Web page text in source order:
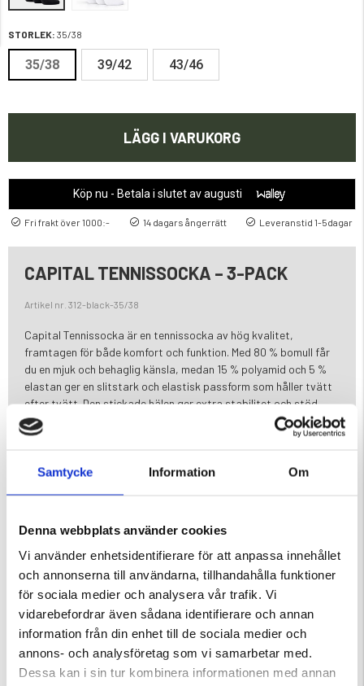
Samtycke Information Om
Denna webbplats använder cookies
Vi använder enhetsidentifierare för att anpassa innehållet
och annonserna till användarna, tillhandahålla funktioner
för sociala medier och analysera vår trafik. Vi
vidarebefordrar även sådana identifierare och annan
information från din enhet till de sociala medier och
annons- och analysföretag som vi samarbetar med.
Dessa kan i sin tur kombinera informationen med annan
STORLEK: 35/38
35/38 39/42 43/46
LÄGG I VARUKORG
Köp nu - Betala i slutet av augusti
Fri frakt över 1000:- 14 dagars ångerrätt Leveranstid 1-5dagar
CAPITAL TENNISSOCKA – 3-PACK
Artikel nr. 312-black-35/38
Capital Tennissocka är en tennissocka av hög kvalitet,
framtagen för både komfort och funktion. Med 80 % bomull får
du en mjuk och behaglig känsla, medan 15 % polyamid och 5 %
elastan ger en slitstark och elastisk passform som håller tvätt
efter tvätt. Den stickade hälen ger extra stabilitet och stöd –
perfekt för vardag, sport och aktiva arbetsdagar.
Säljes i 3-pack
Stickad häl för stabilitet och komfort
Passar för både fritid och aktivitet
Varumärke